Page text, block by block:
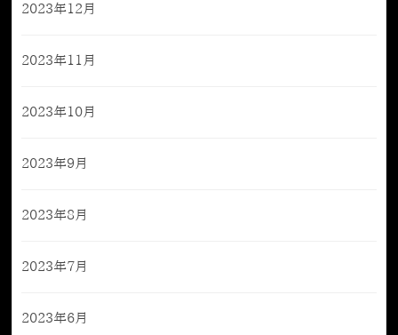
2023年12月
2023年11月
2023年10月
2023年9月
2023年8月
2023年7月
2023年6月